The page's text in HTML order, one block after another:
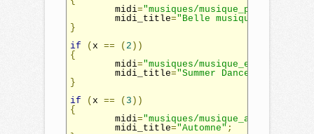
	midi
="musiques/
	midi_title
="Belle musique de
}
if
( x == ( 2 ))
{
	midi
="musiques/musique_ete.mp3"
	midi_title
="Summer Dance"
}
if
( x == ( 3 ))
{
	midi
="musiques/musique_automne.mp3"
	midi_title
="Automne" ;